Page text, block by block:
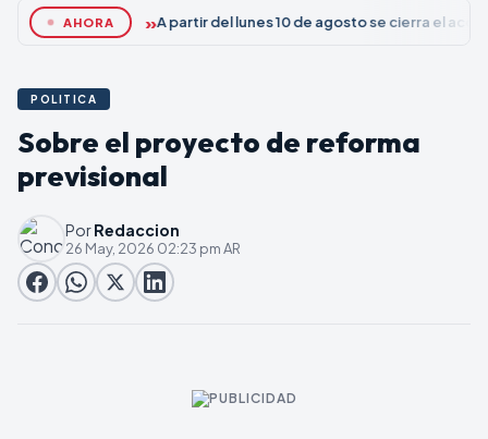
AHORA A partir del lunes 10 de agosto se cierra el
POLITICA
Sobre el proyecto de reforma
previsional
PorRedaccion
26 May, 2026 02:23 pm AR